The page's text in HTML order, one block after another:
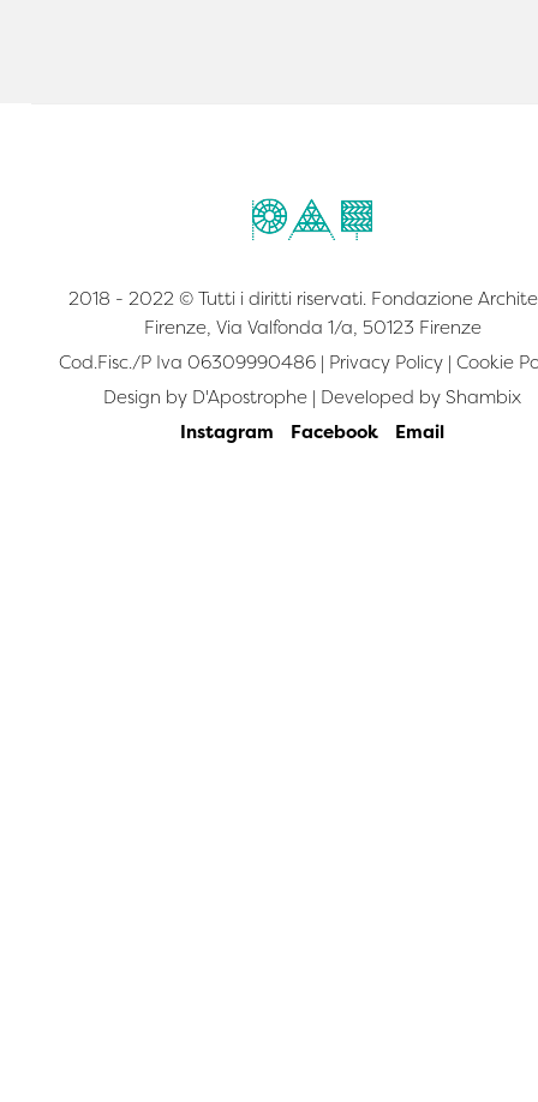
2018 - 2022 © Tutti i diritti riservati. Fondazione
Firenze, Via Valfonda 1/a, 50123 Firenze
Cod.Fisc./P Iva 06309990486 | Privacy Policy| Cookie
Design by D'Apostrophe | Developed by Shambix
Instagram
Facebook Email